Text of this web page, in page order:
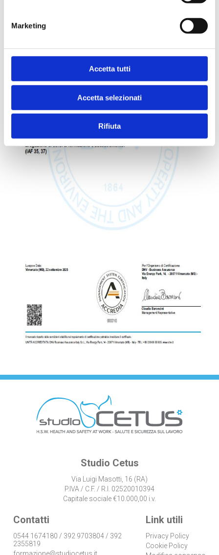
Marketing
Accetta tutti
Accetta selezionati
Rifiuta
Studio Cetus
Via Luigi Masotti, 16 (RA)
P.IVA / C.F. / R.I. 02520010394
Capitale sociale €10.000,00 i.v.
Contatti
0544 1674180 / 392 9703804 / 392
2355819
Link utili
Privacy Policy
Cookie Policy